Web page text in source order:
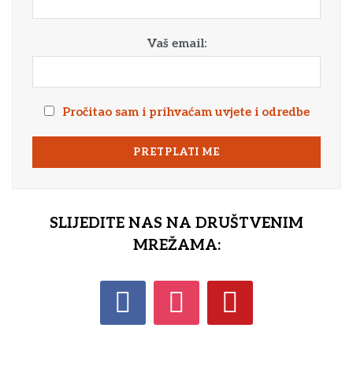
Vaš email:
Pročitao sam i prihvaćam uvjete i odredbe
SLIJEDITE NAS NA DRUŠTVENIM
MREŽAMA: